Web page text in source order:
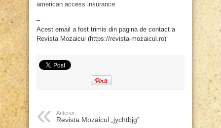
american access insurance
–
Acest email a fost trimis din pagina de contact a
Revista Mozaicul (https://revista-mozaicul.ro)
Anterior:
Revista Mozaicul „jychtbjg”